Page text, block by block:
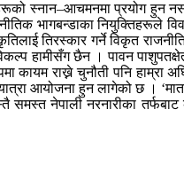
स्नान–आचमनमा प्रयोग हुन
भागबन्डाका नियुक्तिहरूले
तिरस्कार गर्ने विकृत
हामीसँग छैन । पावन
राख्ने चुनौती पनि हाम्रा
आयोजना हुन लागेको छ । ‘माता
नेपाली नरनारीका